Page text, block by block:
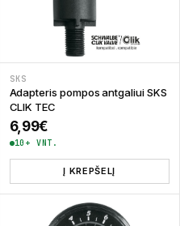
SKS
Adapteris pompos antgaliui SKS
CLIK TEC
6,99€
10+ VNT.
Į KREPŠELĮ